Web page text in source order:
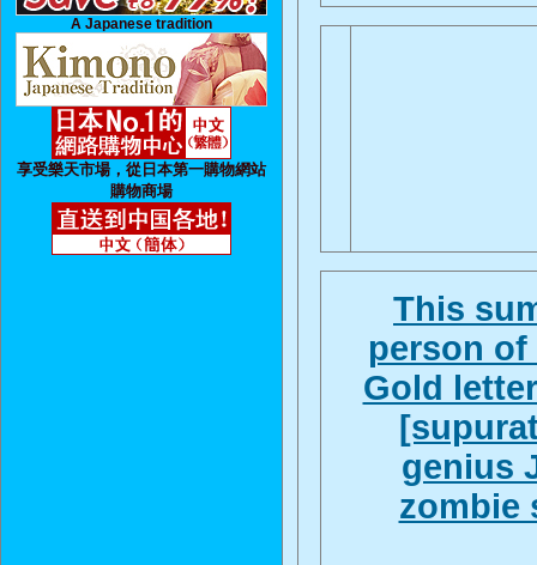
A Japanese tradition
享受樂天市場，從日本第一購物網站
購物商場
This
person of
Gold
genius
zombie